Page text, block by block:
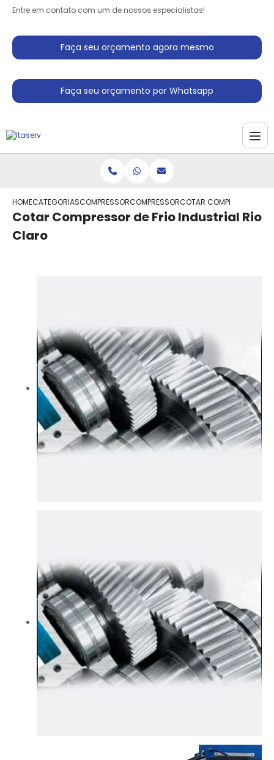
Entre em contato com um de nossos especialistas!
Faça seu orçamento agora mesmo
Faça seu orçamento por Whatsapp
HOMECATEGORIASCOMPRESSORES INDUSTRIAIS
COMPRESSOR ALTERNATIVOS
COTAR COMPRESSOR DE
Cotar Compressor de Frio Industrial Rio
Claro